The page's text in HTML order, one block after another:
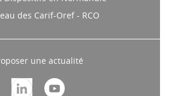
des Carif-Oref - RCO
une actualité